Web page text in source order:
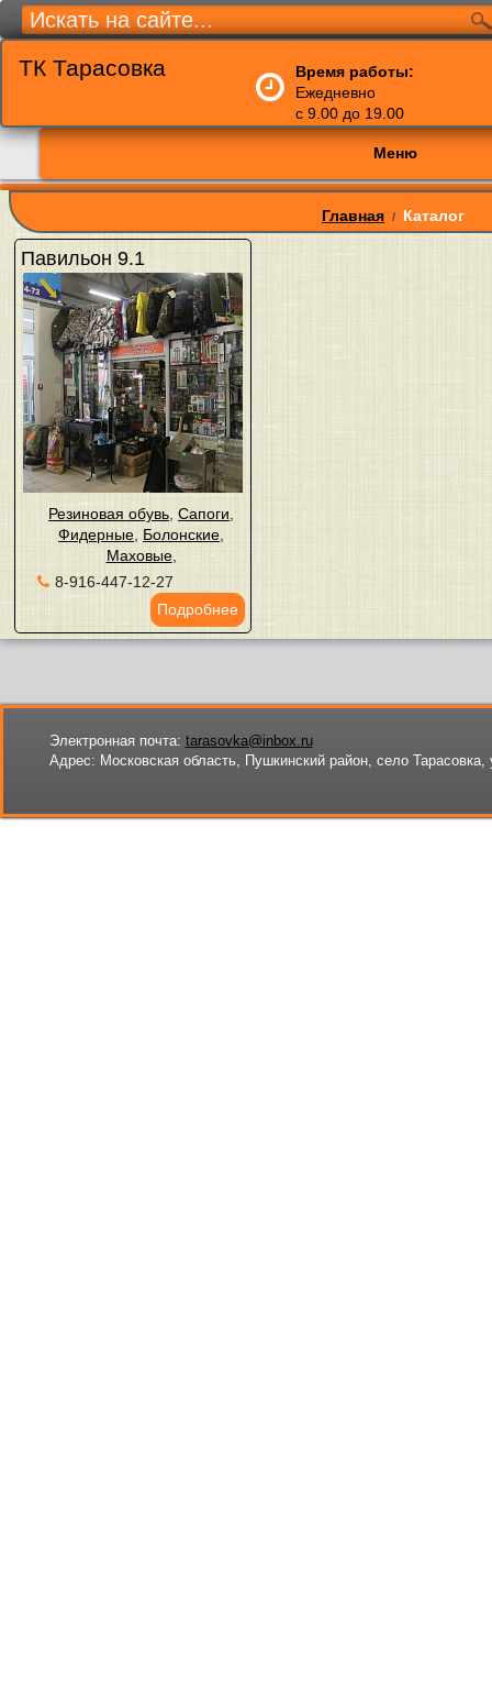
ТК Тарасовка
Время работы:
Ежедневно
с 9.00 до 19.00
Меню
Главная / Каталог
Павильон 9.1
Резиновая обувь ,Сапоги
Фидерные Болонские
Маховые,
8-916-447-12-27
Подробнее
Электронная почта: tarasovka@inbox.ru
Адрес: Московская область, Пушкинский район, село